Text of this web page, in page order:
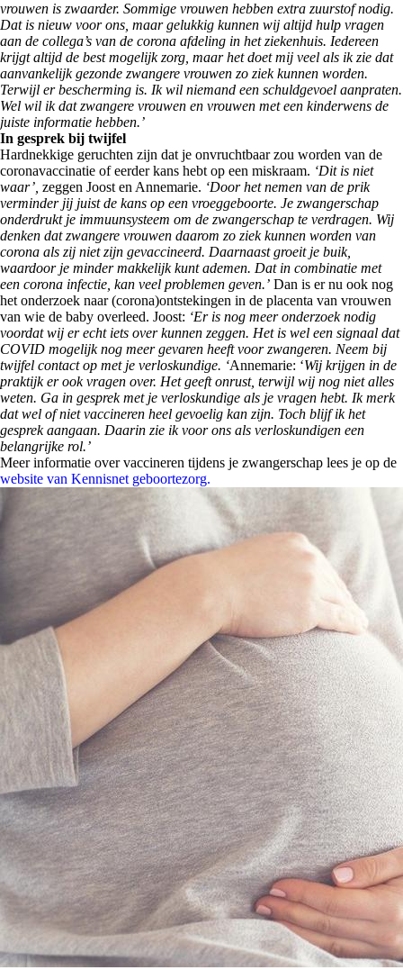
vrouwen is zwaarder. Sommige vrouwen hebben extra zuurstof nodig.
Dat is nieuw voor ons, maar gelukkig kunnen wij altijd hulp vragen
aan de collega’s van de corona afdeling in het ziekenhuis. Iedereen
krijgt altijd de best mogelijk zorg, maar het doet mij veel als ik zie dat
aanvankelijk gezonde zwangere vrouwen zo ziek kunnen worden.
Terwijl er bescherming is. Ik wil niemand een schuldgevoel aanpraten.
Wel wil ik dat zwangere vrouwen en vrouwen met een kinderwens de
juiste informatie hebben.’
In gesprek bij twijfel
Hardnekkige geruchten zijn dat je onvruchtbaar zou worden van de
coronavaccinatie of eerder kans hebt op een miskraam. ‘Dit is niet
waar’, zeggen Joost en Annemarie. ‘Door het nemen van de prik
verminder jij juist de kans op een vroeggeboorte. Je zwangerschap
onderdrukt je immuunsysteem om de zwangerschap te verdragen. Wij
denken dat zwangere vrouwen daarom zo ziek kunnen worden van
corona als zij niet zijn gevaccineerd. Daarnaast groeit je buik,
waardoor je minder makkelijk kunt ademen. Dat in combinatie met
een corona infectie, kan veel problemen geven.’ Dan is er nu ook nog
het onderzoek naar (corona)ontstekingen in de placenta van vrouwen
van wie de baby overleed. Joost: ‘Er is nog meer onderzoek nodig
voordat wij er echt iets over kunnen zeggen. Het is wel een signaal dat
COVID mogelijk nog meer gevaren heeft voor zwangeren. Neem bij
twijfel contact op met je verloskundige. ‘Annemarie: ‘Wij krijgen in de
praktijk er ook vragen over. Het geeft onrust, terwijl wij nog niet alles
weten. Ga in gesprek met je verloskundige als je vragen hebt. Ik merk
dat wel of niet vaccineren heel gevoelig kan zijn. Toch blijf ik het
gesprek aangaan. Daarin zie ik voor ons als verloskundigen een
belangrijke rol.’
Meer informatie over vaccineren tijdens je zwangerschap lees je op de
website van Kennisnet geboortezorg.